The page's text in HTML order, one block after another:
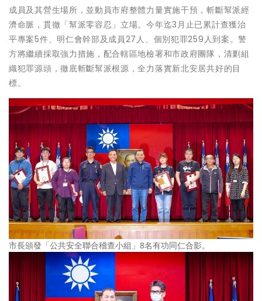
成員及其營生場所，並動員市府整體力量實施干預，斬斷幫派經
濟命脈，貫徹「幫派零容忍」立場。今年迄3月止已累計查獲治
平專案5件、明仁會幹部及成員27人、個別犯罪259人到案。警
方將繼續採取強力措施，配合轄區地檢署和市政府團隊，清剿組
織犯罪源頭，徹底斬斷幫派根源，全力落實新北安居共好的目
標。
市長頒發「公共安全聯合稽查小組」8名有功同仁合影。